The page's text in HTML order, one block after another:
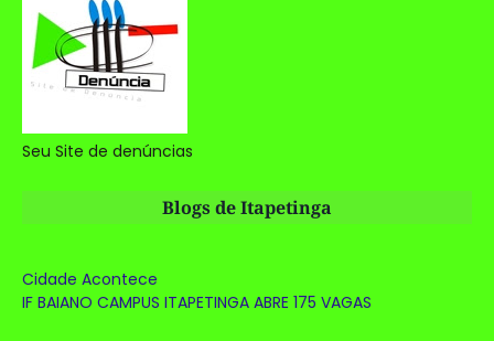
Seu Site de denúncias
Blogs de Itapetinga
Cidade Acontece
IF BAIANO CAMPUS ITAPETINGA ABRE 175 VAGAS